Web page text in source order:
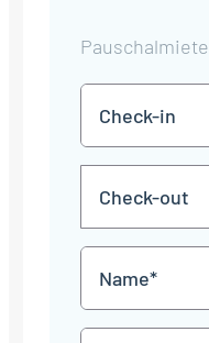
Pauschalmiete
in
TT
Punkt
MM
JJJJ
TT
Punkt
MM
JJJJ